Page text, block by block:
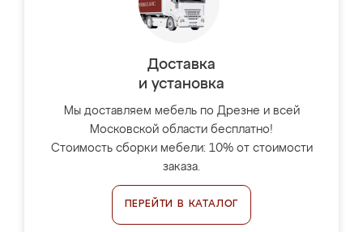
Доставка
и установка
Мы доставляем мебель по Дрезне и всей
Московской области бесплатно!
Стоимость сборки мебели: 10% от стоимости
заказа.
ПЕРЕЙТИ В КАТАЛОГ